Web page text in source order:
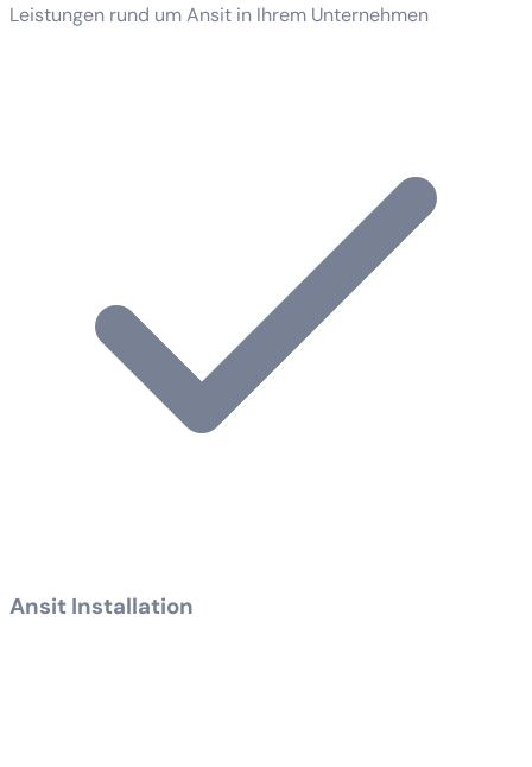
Leistungen rund um Ansit in Ihrem Unternehmen
Ansit Installation